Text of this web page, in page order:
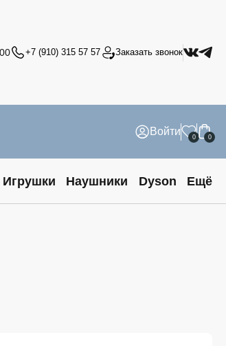
+7 (910) 315 57 57 Заказать звонок
Войти 0 0
Игрушки Наушники Dyson Ещё